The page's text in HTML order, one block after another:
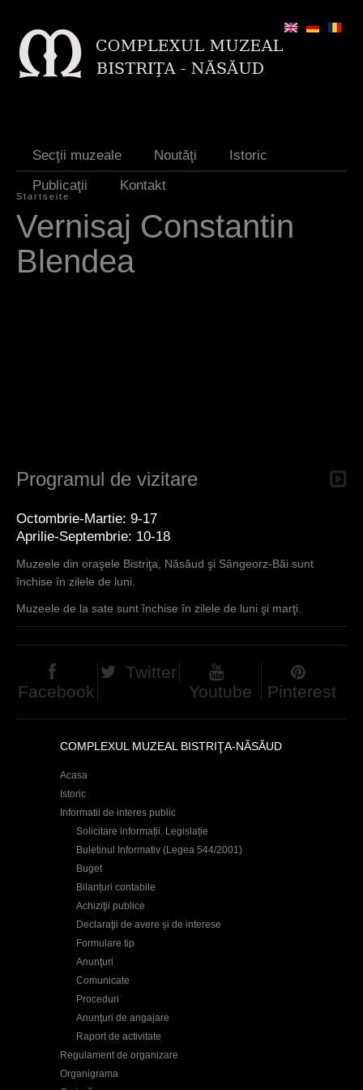
Secţii muzeale Noutăţi
Istoric
Publicaţii
Kontakt
S
i
e
r
Startseite
Vernisaj Constantin
Blendea
Programul de vizitare
Octombrie-Martie: 9-17
Aprilie-Septembrie: 10-18
Muzeele din oraşele Bistriţa, Năsăud şi Sângeorz-Băi sunt
închise în zilele de luni.
Muzeele de la sate sunt închise în zilele de luni şi marţi.
Facebook
Twitter
Youtube
Pinterest
COMPLEXUL MUZEAL BISTRIŢA-NĂSĂUD
Acasa
Istoric
Informatii de interes public
Solicitare informații. Legislație
Buletinul Informativ (Legea 544/2001)
Buget
Bilanțuri contabile
Achiziţii publice
Declaraţii de avere și de interese
Formulare tip
Anunţuri
Comunicate
Proceduri
Anunţuri de angajare
Raport de activitate
Regulament de organizare
Organigrama